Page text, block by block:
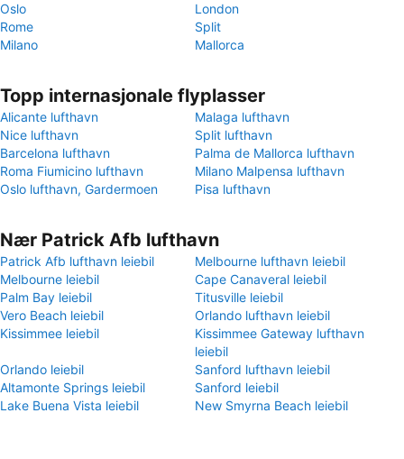
Oslo
London
Rome
Split
Milano
Mallorca
Topp internasjonale flyplasser
Alicante lufthavn
Malaga lufthavn
Nice lufthavn
Split lufthavn
Barcelona lufthavn
Palma de Mallorca lufthavn
Roma Fiumicino lufthavn
Milano Malpensa lufthavn
Oslo lufthavn, Gardermoen
Pisa lufthavn
Nær Patrick Afb lufthavn
Patrick Afb lufthavn leiebil
Melbourne lufthavn leiebil
Melbourne leiebil
Cape Canaveral leiebil
Palm Bay leiebil
Titusville leiebil
Vero Beach leiebil
Orlando lufthavn leiebil
Kissimmee leiebil
Kissimmee Gateway lufthavn
leiebil
Orlando leiebil
Sanford lufthavn leiebil
Altamonte Springs leiebil
Sanford leiebil
Lake Buena Vista leiebil
New Smyrna Beach leiebil